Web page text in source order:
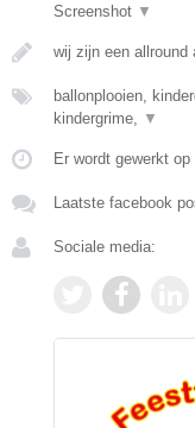
Screenshot ▼
wij zijn een allround
ballonplooien,
kindergrime,
▼
Er wordt gewerkt op
Laatste facebook
Sociale media: